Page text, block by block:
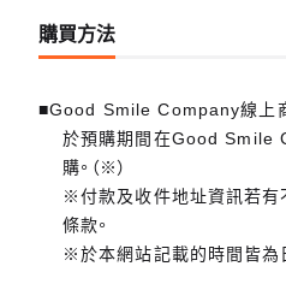
購買方法
■Good Smile Company線上
於預購期間在Good Smile
購。（※）
※付款及收件地址資訊若有
條款。
※於本網站記載的時間皆為